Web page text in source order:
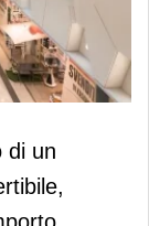
di
di un